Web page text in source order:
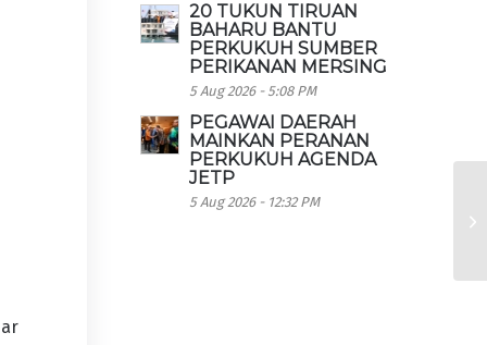
20 TUKUN TIRUAN
BAHARU BANTU
PERKUKUH SUMBER
PERIKANAN MERSING
5 Aug 2026 - 5:08 PM
PEGAWAI DAERAH
MAINKAN PERANAN
PERKUKUH AGENDA
JETP
5 Aug 2026 - 12:32 PM